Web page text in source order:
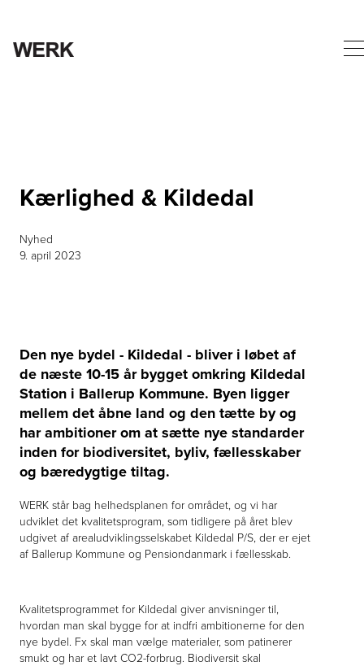
Kærlighed & Kildedal
Nyhed
9. april 2023
Den nye bydel - Kildedal - bliver i løbet af
de næste 10-15 år bygget omkring Kildedal
Station i Ballerup Kommune. Byen ligger
mellem det åbne land og den tætte by og
har ambitioner om at sætte nye standarder
inden for biodiversitet, byliv, fællesskaber
og bæredygtige tiltag.
WERK står bag helhedsplanen for området, og vi har
udviklet det kvalitetsprogram, som tidligere på året blev
udgivet af arealudviklingsselskabet Kildedal P/S, der er ejet
af Ballerup Kommune og Pensiondanmark i fællesskab.
Kvalitetsprogrammet for Kildedal giver anvisninger til,
hvordan man skal bygge for at indfri ambitionerne for den
nye bydel. Fx skal man vælge materialer, som patinerer
smukt og har et lavt CO2-forbrug. Biodiversit skal